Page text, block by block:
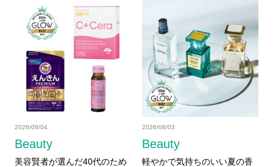
Beauty
2026/08/04
美容賢者が選んだ40代のため
Beauty
2026/08/03
軽やかで気持ちのいい夏の香